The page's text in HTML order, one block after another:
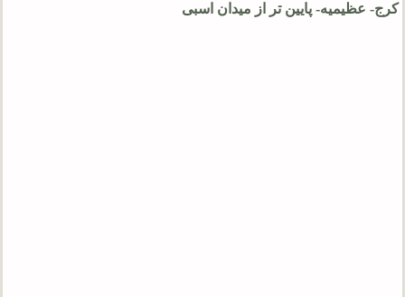
کرج- عظیمیه- پایین تر از میدان اسبی